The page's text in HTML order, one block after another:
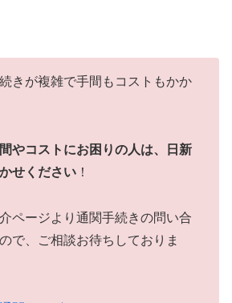
きが複雑で手間もコストもかか
やコストにお困りの人は、日新
せください ！
ページより通関手続きの問い合
で、ご相談お待ちしておりま